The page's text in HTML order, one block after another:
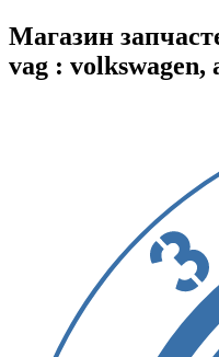
Магазин
vag : volkswagen,